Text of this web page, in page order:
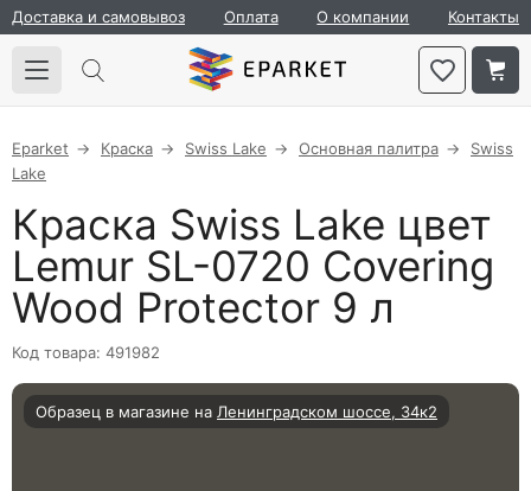
Доставка и самовывоз Оплата О компании Контакты
Eparket Краска Swiss Lake Основная палитра
Swiss
Lake
Краска Swiss Lake цвет
Lemur SL-0720 Covering
Wood Protector 9 л
Код товара: 491982
Образец в магазине на Ленинградском шоссе, 34к2